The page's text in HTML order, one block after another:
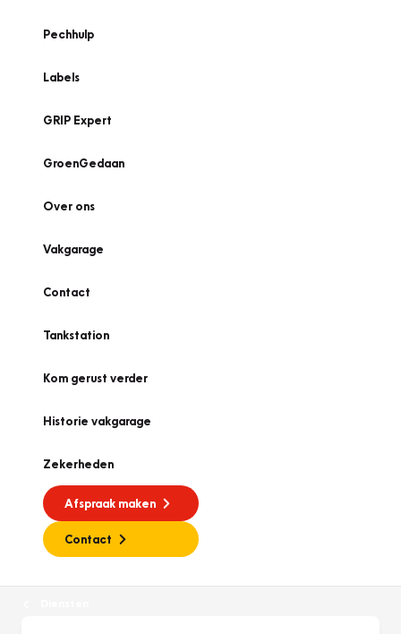
Pechhulp
Labels
GRIP Expert
GroenGedaan
Over ons
Vakgarage
Contact
Tankstation
Kom gerust verder
Historie vakgarage
Zekerheden
Afspraak maken
Contact